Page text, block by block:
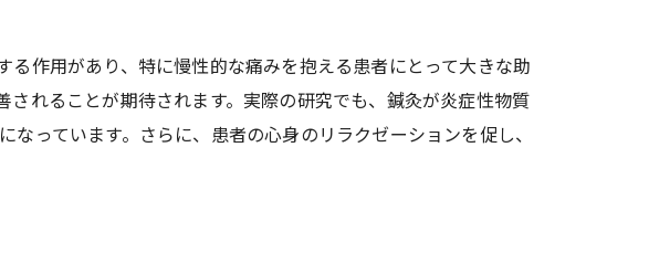
療法の提案
作用があり、特に慢性的な痛みを抱える患者にとって大きな助
れることが期待されます。実際の研究でも、鍼灸が炎症性物質
っています。さらに、患者の心身のリラクゼーションを促し、